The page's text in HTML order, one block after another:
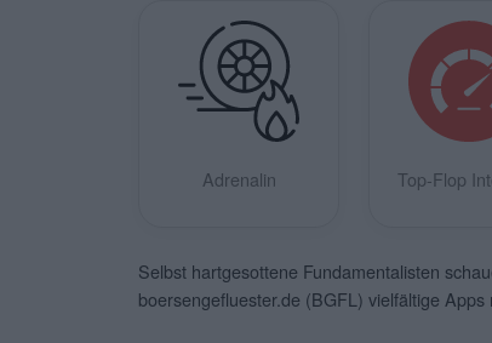
Adrenalin Top-Flop
Selbst hartgesottene Fundamentalisten
boersengefluester.de (BGFL) vielfältige